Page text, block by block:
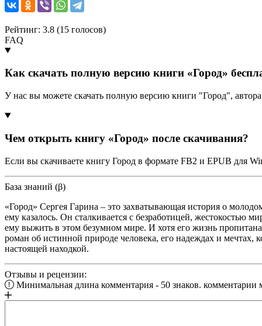
Рейтинг: 3.8 (15 голосов)
FAQ
Как скачать полную версию книги «Город»
У нас вы можете скачать полную версию книги "Город",
Чем открыть книгу «Город» после скачивания?
Если вы скачиваете книгу Город в формате FB2 и EPUB для
База знаний (β)
«Город» Сергея Гарина – это захватывающая история о
ему казалось. Он сталкивается с безработицей,
ему выжить в этом безумном мире. И хотя его жизнь
роман об истинной природе человека, его надеждах и мечтах,
настоящей находкой.
Отзывы и рецензии:
Минимальная длина комментария - 50 знаков. комментарии